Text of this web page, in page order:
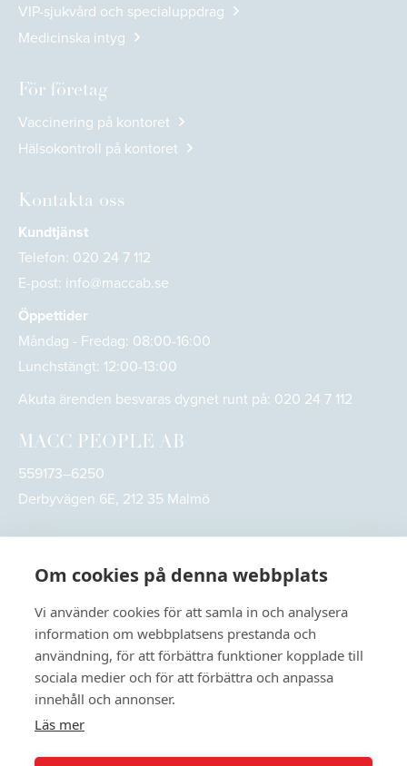
VIP-sjukvård och specialuppdrag
Medicinska intyg
För företag
Vaccinering på kontoret
Hälsokontroll på kontoret
Kontakta oss
Kundtjänst
Telefon: 020 24 7 112
E-post: info@maccab.se
Öppettider
Måndag - Fredag: 08:00-16:00
Lunchstängt: 12:00-13:00
Akuta ärenden besvaras dygnet runt på: 020 24 7 112
MACC PEOPLE AB
559173–6250
Derbyvägen 6E, 212 35 Malmö
Om cookies på denna webbplats
Vi använder cookies för att samla in och analysera
information om webbplatsens prestanda och
användning, för att förbättra funktioner kopplade till
sociala medier och för att förbättra och anpassa
innehåll och annonser.
Läs mer